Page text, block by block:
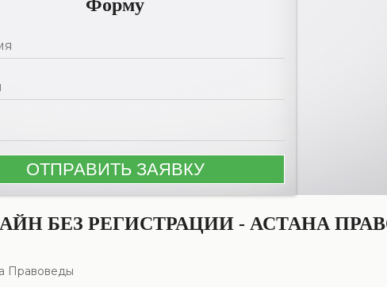
Форму
БЕЗ РЕГИСТРАЦИИ - АСТАНА
Правоведы